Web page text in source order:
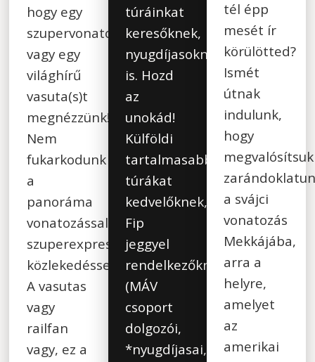
hogy egy
szupervonatot,
vagy egy
világhírű
vasuta(s)t
megnézzünk!
Nem
fukarkodunk
a
panoráma
vonatozással,
szuperexpressz
közlekedéssel.
A vasutas
vagy
railfan
vagy, ez a
túráinkat
keresőknek,
nyugdíjasoknak
is. Hozd
az
unokád!
Külföldi
tartalmasabb
túrákat
kedvelőknek,
Fip
jeggyel
rendelkezőknek
(MÁV
csoport
dolgozói,
*nyugdíjasai,
tél épp
mesét ír
körülötted?
Ismét
útnak
indulunk,
hogy
megvalósítsuk
a svájci
vonatozás
Mekkájába,
arra a
helyre,
amelyet
az
amerikai